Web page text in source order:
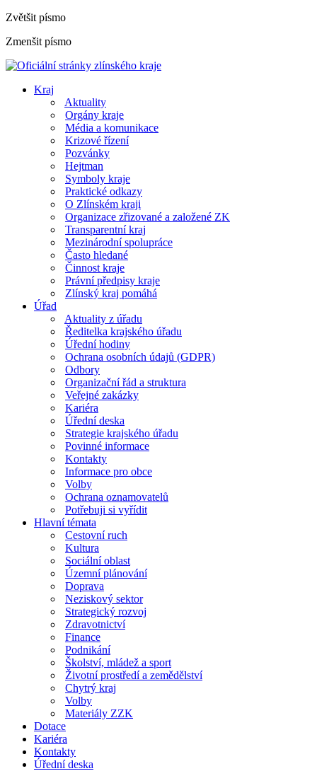
Zvětšit písmo
Zmenšit písmo
Kraj
Aktuality
Orgány kraje
Média a komunikace
Krizové řízení
Pozvánky
Hejtman
Symboly kraje
Praktické odkazy
O Zlínském kraji
Organizace zřizované a založené ZK
Transparentní kraj
Mezinárodní spolupráce
Často hledané
Činnost kraje
Právní předpisy kraje
Zlínský kraj pomáhá
Úřad
Aktuality z úřadu
Ředitelka krajského úřadu
Úřední hodiny
Ochrana osobních údajů (GDPR)
Odbory
Organizační řád a struktura
Veřejné zakázky
Kariéra
Úřední deska
Strategie krajského úřadu
Povinné informace
Kontakty
Informace pro obce
Volby
Ochrana oznamovatelů
Potřebuji si vyřídit
Hlavní témata
Cestovní ruch
Kultura
Sociální oblast
Územní plánování
Doprava
Neziskový sektor
Strategický rozvoj
Zdravotnictví
Finance
Podnikání
Školství, mládež a sport
Životní prostředí a zemědělství
Chytrý kraj
Volby
Materiály ZZK
Dotace
Kariéra
Kontakty
Úřední deska